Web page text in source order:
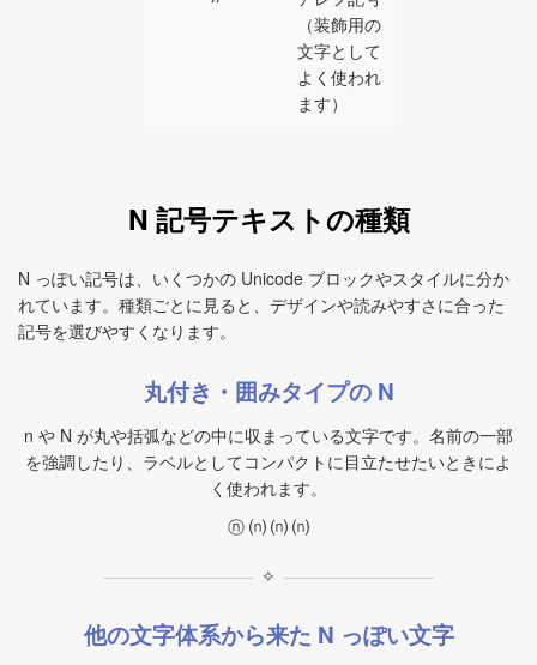
（装飾用の
文字として
よく使われ
ます）
N 記号テキストの種類
N っぽい記号は、いくつかの Unicode ブロックやスタイルに分か
れています。種類ごとに見ると、デザインや読みやすさに合った
記号を選びやすくなります。
丸付き・囲みタイプの N
n や N が丸や括弧などの中に収まっている文字です。名前の一部
を強調したり、ラベルとしてコンパクトに目立たせたいときによ
く使われます。
ⓝ ⒩ ⒩ ⒩
✧
他の文字体系から来た N っぽい文字